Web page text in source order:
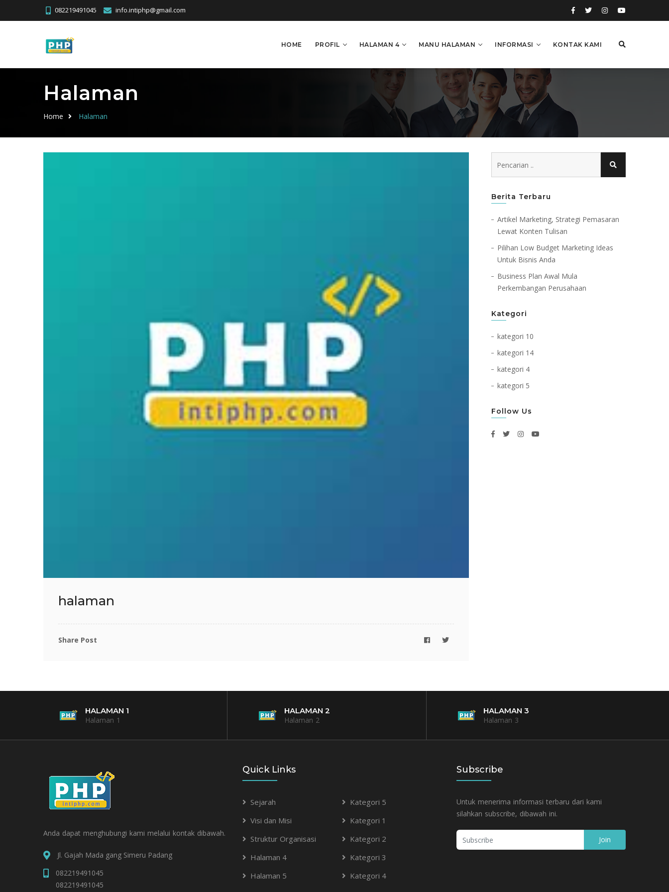
082219491045 info.intiphp@gmail.com
HOME PROFIL HALAMAN 4 MANU HALAMAN INFORMASI KONTAK KAMI
Halaman
Home Halaman
halaman
Share Post
Berita Terbaru
Artikel Marketing, Strategi Pemasaran
Lewat Konten Tulisan
Pilihan Low Budget Marketing Ideas
Untuk Bisnis Anda
Business Plan Awal Mula
Perkembangan Perusahaan
Kategori
kategori 10
kategori 14
kategori 4
kategori 5
Follow Us
HALAMAN 1
Halaman 1
HALAMAN 2
Halaman 2
HALAMAN 3
Halaman 3
Anda dapat menghubungi kami melalui kontak dibawah.
Jl. Gajah Mada gang Simeru Padang
082219491045
082219491045
Quick Links
Sejarah
Visi dan Misi
Struktur Organisasi
Halaman 4
Halaman 5
Kategori 5
Kategori 1
Kategori 2
Kategori 3
Kategori 4
Subscribe
Untuk menerima informasi terbaru dari kami
silahkan subscribe, dibawah ini.
Join